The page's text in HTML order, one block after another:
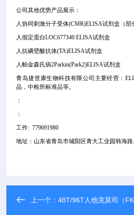
公司其他优势产品展示：
人协同刺激分子受体(CMR)ELISA试剂盒 （
人假定蛋白LOC677340 ELISA试剂盒
人抗磷壁酸抗体(TA)ELISA试剂盒
人帕金森氏病2Parkin(Park2)ELISA试剂盒
青岛捷世康生物科技有限公司主要经营：
品 ，中检所标准品等。
：
：
工作: 779691980
地址：山东省青岛市城阳区青大工业园韩海路
上一个：48T/96T人他克莫司（